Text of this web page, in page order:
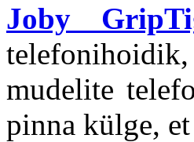
Joby
mudelite
pinna külge,